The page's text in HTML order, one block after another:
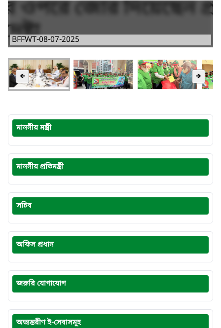
BFFWT-08-07-2025
🡸 🡺
মাননীয় মন্ত্রী
মাননীয় প্রতিমন্ত্রী
সচিব
অফিস প্রধান
জরুরি যোগাযোগ
অভ্যন্তরীণ ই-সেবাসমূহ